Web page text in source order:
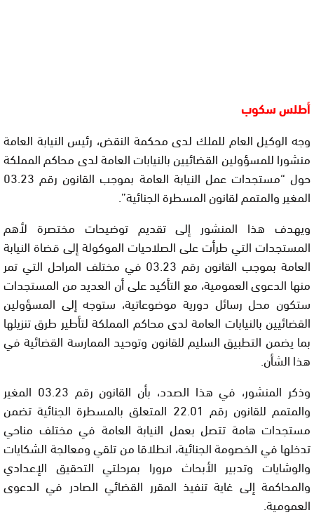
أطلس سكوب
وجه الوكيل العام للملك لدى محكمة النقض، رئيس النيابة العامة
منشورا للمسؤولين القضائيين بالنيابات العامة لدى محاكم المملكة
حول “مستجدات عمل النيابة العامة بموجب القانون رقم 03.23
المغير والمتمم لقانون المسطرة الجنائية”.
ويهدف هذا المنشور إلى تقديم توضيحات مختصرة لأهم
المستجدات التي طرأت على الصلاحيات الموكولة إلى قضاة النيابة
العامة بموجب القانون رقم 03.23 في مختلف المراحل التي تمر
منها الدعوى العمومية، مع التأكيد على أن العديد من المستجدات
ستكون محل رسائل دورية موضوعاتية، ستوجه إلى المسؤولين
القضائيين بالنيابات العامة لدى محاكم المملكة لتأطير طرق تنزيلها
بما يضمن التطبيق السليم للقانون وتوحيد الممارسة القضائية في
هذا الشأن.
وذكر المنشور، في هذا الصدد، بأن القانون رقم 03.23 المغير
والمتمم للقانون رقم 22.01 المتعلق بالمسطرة الجنائية تضمن
مستجدات هامة تتصل بعمل النيابة العامة في مختلف مناحي
تدخلها في الخصومة الجنائية، انطلاقا من تلقي ومعالجة الشكايات
والوشايات وتدبير الأبحاث مرورا بمرحلتي التحقيق الإعدادي
والمحاكمة إلى غاية تنفيذ المقرر القضائي الصادر في الدعوى
العمومية.